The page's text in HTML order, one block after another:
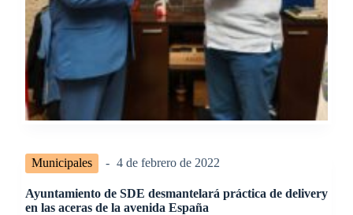
Municipales 4 de febrero de 2022
Ayuntamiento de SDE desmantelará práctica de delivery
en las aceras de la avenida España